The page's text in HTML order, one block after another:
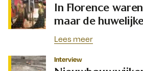
In Florence
maar de
Lees meer
Interview